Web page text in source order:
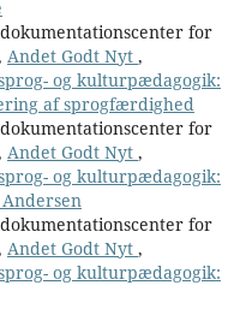
for
Andet Godt Nyt ,
og kulturpædagogik:
af sprogfærdighed
for
Andet Godt Nyt ,
og kulturpædagogik:
for
Andet Godt Nyt ,
og kulturpædagogik: